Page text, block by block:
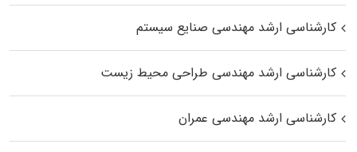
کارشناسی ارشد مهندسی صنایع سیستم
کارشناسی ارشد مهندسی طراحی محیط زیست
کارشناسی ارشد مهندسی عمران